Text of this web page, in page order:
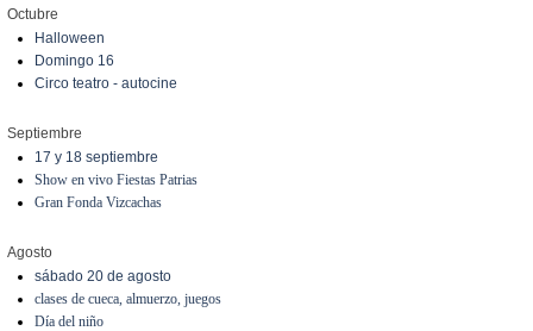
Octubre
Halloween
Domingo 16
Circo teatro - autocine
Septiembre
17 y 18 septiembre
Show en vivo Fiestas Patrias
Gran Fonda Vizcachas
Agosto
sábado 20 de agosto
clases de cueca, almuerzo, juegos
Día del niño